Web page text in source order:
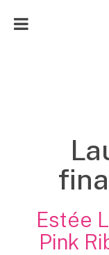
Estée
Pink